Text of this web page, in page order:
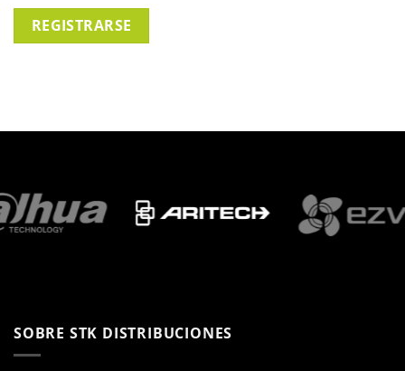
REGISTRARSE
SOBRE STK DISTRIBUCIONES